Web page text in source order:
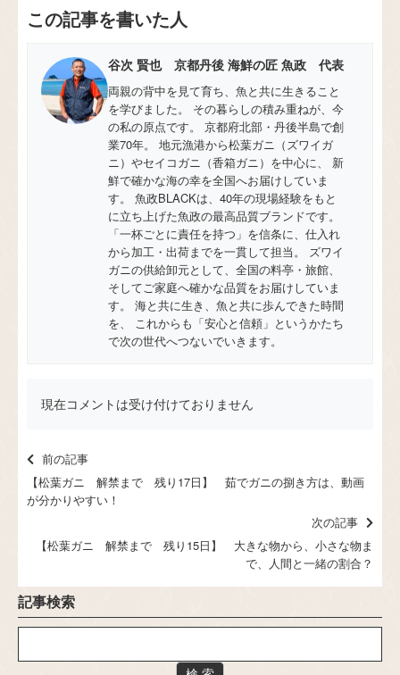
この記事を書いた人
谷次 賢也 京都丹後 海鮮の匠 魚政 代表
両親の背中を見て育ち、魚と共に生きること
を学びました。 その暮らしの積み重ねが、今
の私の原点です。 京都府北部・丹後半島で創
業70年。 地元漁港から松葉ガニ（ズワイガ
ニ）やセイコガニ（香箱ガニ）を中心に、 新
鮮で確かな海の幸を全国へお届けしていま
す。 魚政BLACKは、40年の現場経験をもと
に立ち上げた魚政の最高品質ブランドです。
「一杯ごとに責任を持つ」を信条に、仕入れ
から加工・出荷までを一貫して担当。 ズワイ
ガニの供給卸元として、全国の料亭・旅館、
そしてご家庭へ確かな品質をお届けしていま
す。 海と共に生き、魚と共に歩んできた時間
を、 これからも「安心と信頼」というかたち
で次の世代へつないでいきます。
現在コメントは受け付けておりません
前の記事
【松葉ガニ 解禁まで 残り17日】 茹でガニの捌き方は、動画
が分かりやすい！
次の記事
【松葉ガニ 解禁まで 残り15日】 大きな物から、小さな物ま
で、人間と一緒の割合？
記事検索